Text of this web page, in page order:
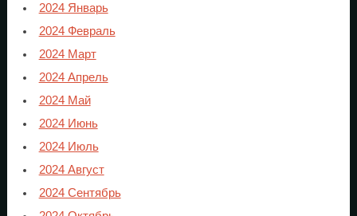
2024 Январь
2024 Февраль
2024 Март
2024 Апрель
2024 Май
2024 Июнь
2024 Июль
2024 Август
2024 Сентябрь